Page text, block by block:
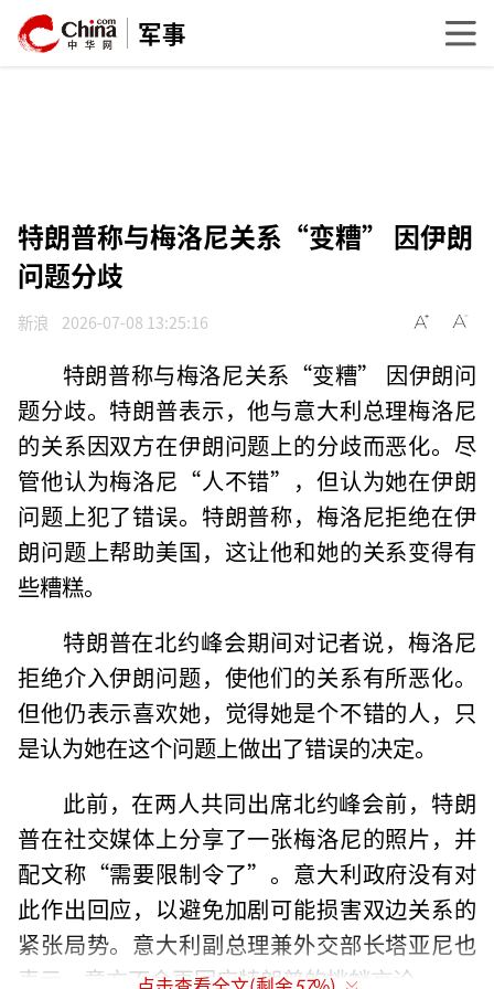
军事
特朗普称与梅洛尼关系“变糟” 因伊朗
问题分歧
新浪 2026-07-08 13:25:16
特朗普称与梅洛尼关系“变糟” 因伊朗问
题分歧。特朗普表示，他与意大利总理梅洛尼
的关系因双方在伊朗问题上的分歧而恶化。尽
管他认为梅洛尼“人不错”，但认为她在伊朗
问题上犯了错误。特朗普称，梅洛尼拒绝在伊
朗问题上帮助美国，这让他和她的关系变得有
些糟糕。
特朗普在北约峰会期间对记者说，梅洛尼
拒绝介入伊朗问题，使他们的关系有所恶化。
但他仍表示喜欢她，觉得她是个不错的人，只
是认为她在这个问题上做出了错误的决定。
此前，在两人共同出席北约峰会前，特朗
普在社交媒体上分享了一张梅洛尼的照片，并
配文称“需要限制令了”。意大利政府没有对
此作出回应，以避免加剧可能损害双边关系的
紧张局势。意大利副总理兼外交部长塔亚尼也
表示，意方不会再回应特朗普的挑衅言论。